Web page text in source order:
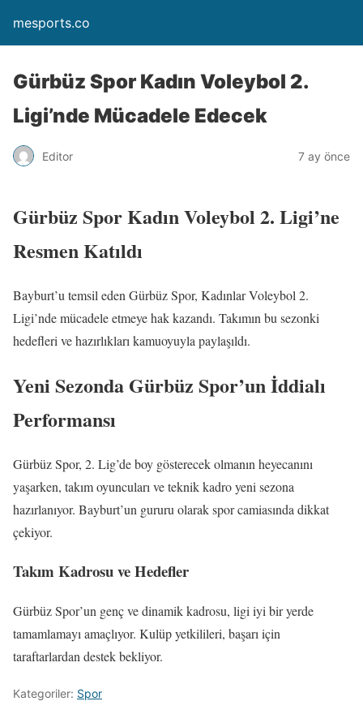
mesports.co
Gürbüz Spor Kadın Voleybol 2.
Ligi’nde Mücadele Edecek
Editor 7 ay önce
Gürbüz Spor Kadın Voleybol 2. Ligi’ne
Resmen Katıldı
Bayburt’u temsil eden Gürbüz Spor, Kadınlar Voleybol 2.
Ligi’nde mücadele etmeye hak kazandı. Takımın bu sezonki
hedefleri ve hazırlıkları kamuoyuyla paylaşıldı.
Yeni Sezonda Gürbüz Spor’un İddialı
Performansı
Gürbüz Spor, 2. Lig’de boy gösterecek olmanın heyecanını
yaşarken, takım oyuncuları ve teknik kadro yeni sezona
hazırlanıyor. Bayburt’un gururu olarak spor camiasında dikkat
çekiyor.
Takım Kadrosu ve Hedefler
Gürbüz Spor’un genç ve dinamik kadrosu, ligi iyi bir yerde
tamamlamayı amaçlıyor. Kulüp yetkilileri, başarı için
taraftarlardan destek bekliyor.
Kategoriler: Spor